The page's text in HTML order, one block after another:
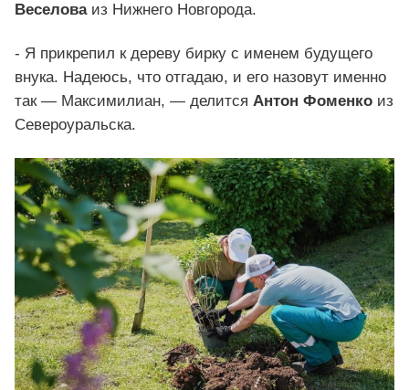
Веселоваиз Нижнего Новгорода.
- Я прикрепил к дереву бирку с именем будущего
внука. Надеюсь, что отгадаю, и его назовут именно
так — Максимилиан, — делится Антон Фоменко из
Североуральска.